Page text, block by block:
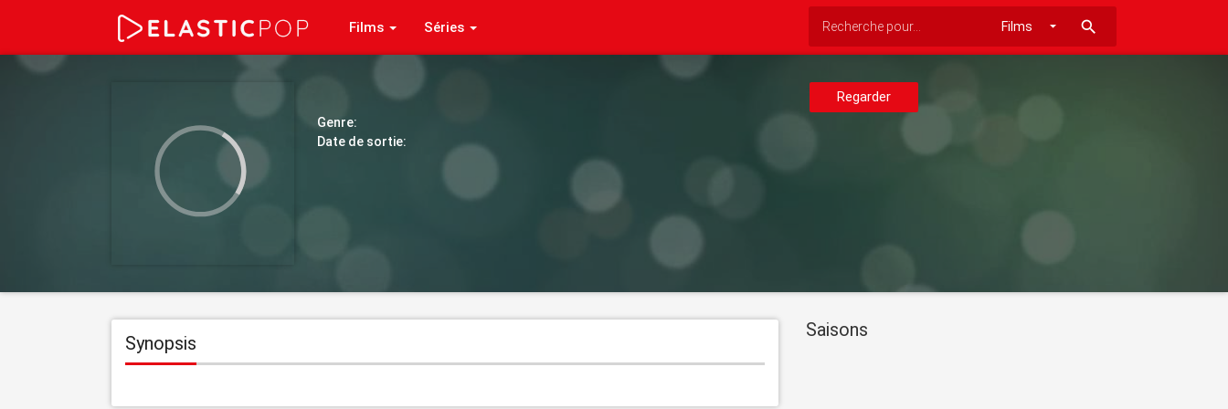
Films Séries search
Genre:
Date de sortie:
Regarder
Synopsis
Saisons